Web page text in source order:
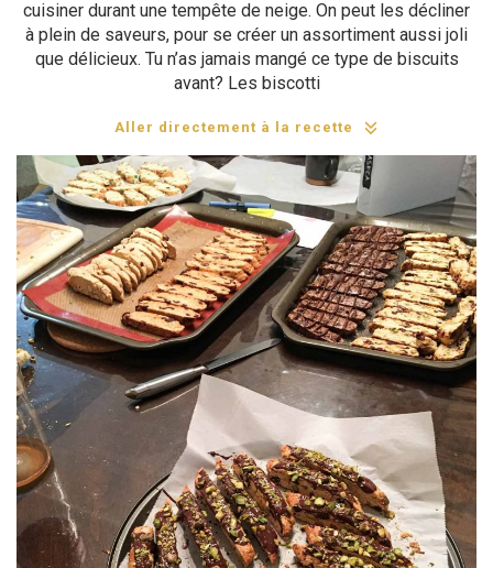
cuisiner durant une tempête de neige. On peut les décliner
à plein de saveurs, pour se créer un assortiment aussi joli
que délicieux. Tu n’as jamais mangé ce type de biscuits
avant? Les biscotti
Aller directement à la recette